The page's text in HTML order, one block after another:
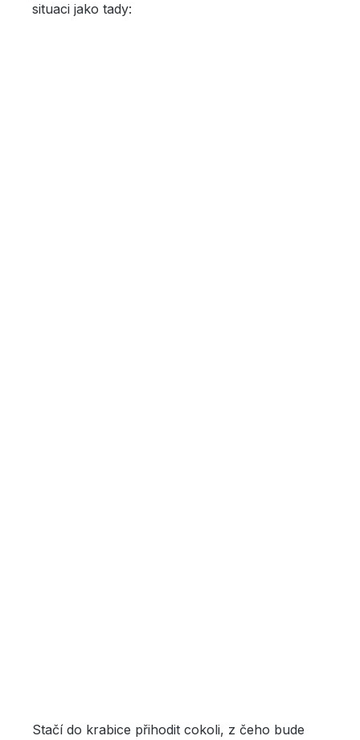
situaci jako tady:
Stačí do krabice přihodit cokoli, z čeho bude